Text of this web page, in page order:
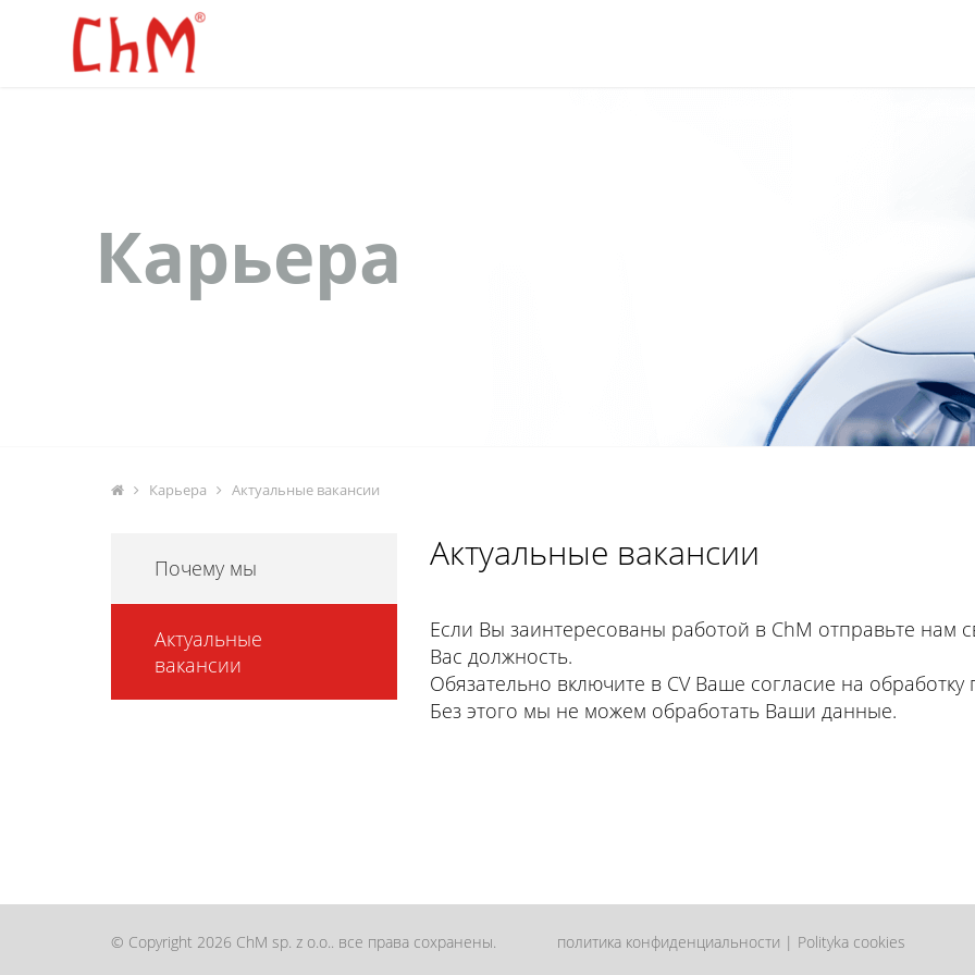
Карьера
Карьера Актуальные вакансии
Почему мы
Актуальные
вакансии
Актуальные вакансии
Если Вы заинтересованы работой в ChM отправьте нам
Вас должность.
Обязательно включите в CV Ваше согласие на
Без этого мы не можем обработать Ваши данные.
© Copyright 2026 ChM sp. z o.o.. все права сохранены. политика конфиденциальности | Polityka cookies